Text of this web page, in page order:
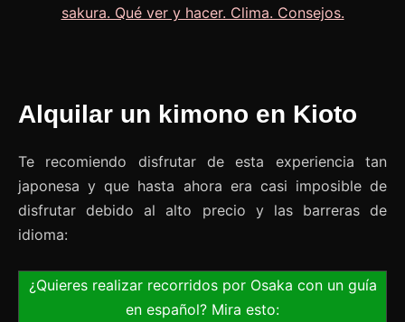
Alquilar un kimono en Kioto
Te recomiendo disfrutar de esta experiencia tan
japonesa y que hasta ahora era casi imposible de
disfrutar debido al alto precio y las barreras de
idioma:
¿Quieres realizar recorridos por Osaka con un guía
en español? Mira esto: